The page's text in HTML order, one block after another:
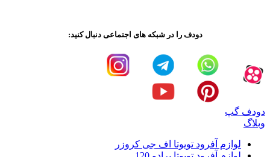
دودف را در شبکه های اجتماعی دنبال کنید:
دودف گپ
وبلاگ
لوازم آفرود تویوتا اف جی کروزر